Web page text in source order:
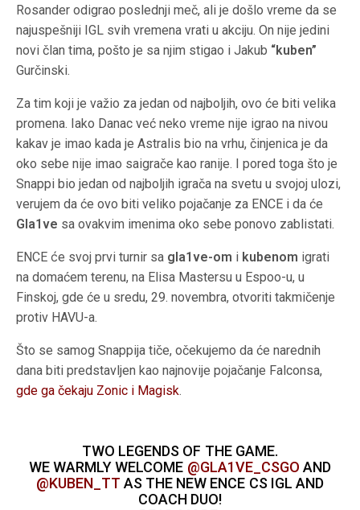
Rosander odigrao poslednji meč, ali je došlo vreme da se
najuspešniji IGL svih vremena vrati u akciju. On nije jedini
novi član tima, pošto je sa njim stigao i Jakub “⁠kuben⁠”
Gurčinski.
Za tim koji je važio za jedan od najboljih, ovo će biti velika
promena. Iako Danac već neko vreme nije igrao na nivou
kakav je imao kada je Astralis bio na vrhu, činjenica je da
oko sebe nije imao saigrače kao ranije. I pored toga što je
Snappi bio jedan od najboljih igrača na svetu u svojoj ulozi,
verujem da će ovo biti veliko pojačanje za ENCE i da će
Gla1ve sa ovakvim imenima oko sebe ponovo zablistati.
ENCE će svoj prvi turnir sa gla1ve-om i kubenom igrati
na domaćem terenu, na Elisa Mastersu u Espoo-u, u
Finskoj, gde će u sredu, 29. novembra, otvoriti takmičenje
protiv HAVU-a.
Što se samog Snappija tiče, očekujemo da će narednih
dana biti predstavljen kao najnovije pojačanje Falconsa,
gde ga čekaju Zonic i Magisk.
TWO LEGENDS OF THE GAME.
WE WARMLY WELCOME @GLA1VE_CSGO AND
@KUBEN_TT AS THE NEW ENCE CS IGL AND
COACH DUO!